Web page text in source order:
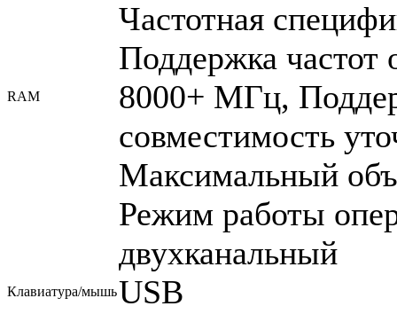
RAM
Частотная
Поддержка частот
8000+ МГц,
совместимость
Максимальный
Режим работы
двухканальный
Клавиатура/мышьUSB